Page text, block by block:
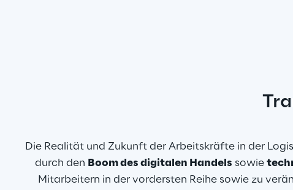
Die Realität und Zukunft der Arbeitskräfte in der
durch den Boom des digitalen Handels sowie
Mitarbeitern in der vordersten Reihe sowie zu